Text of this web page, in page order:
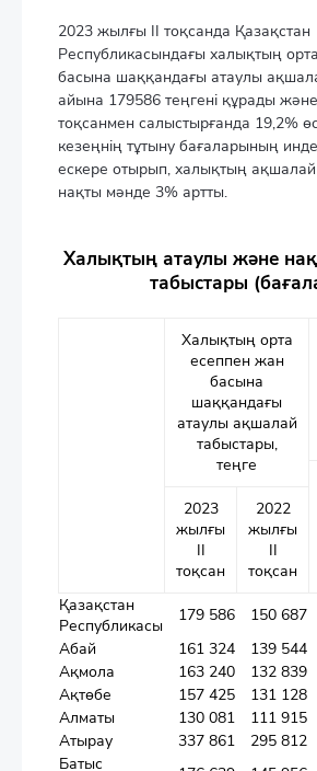
2023 жылғы II тоқсанда Қазақстан
Республикасындағы халықтың
басына шаққандағы атаулы
айына 179586 теңгені құрады
тоқсанмен салыстырғанда 19,2%
кезеңнің тұтыну бағаларының
ескере отырып, халықтың
нақты мәнде 3% артты.
Халықтың атаулы және
табыстары
Халықтың орта
есеппен жан
басына
шаққандағы
атаулы ақшалай
табыстары,
теңге
2023
жылғы
II
тоқсан
2022
жылғы
II
тоқсан
Қазақстан
Республикасы
179 586 150 687
Абай
161 324 139 544
Ақмола
163 240 132 839
Ақтөбе
157 425 131 128
Алматы
130 081 111 915
Атырау
337 861 295 812
Батыс